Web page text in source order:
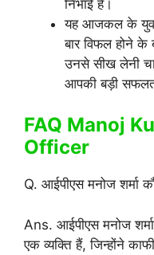
निभाई है।
यह आजकल के
बार विफल होने के
उनसे सीख लेनी
आपकी बड़ी
FAQ Manoj
Officer
Q. आईपीएस मनोज शर्मा
Ans. आईपीएस मनोज
एक व्यक्ति हैं, जिन्होंने